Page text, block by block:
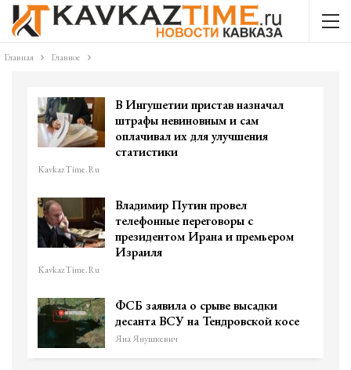
Главная Главное
В Ингушетии пристав назначал
штрафы невиновным и сам
оплачивал их для улучшения
статистики
KavkazTime.ru
Владимир Путин провел
телефонные переговоры с
президентом Ирана и премьером
Израиля
KavkazTime.ru
ФСБ заявила о срыве высадки
десанта ВСУ на Тендровской косе
Яна Янушкевич